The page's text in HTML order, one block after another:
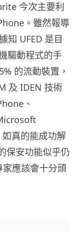
今次主要利
。雖然報導
知 UFED 是目
驅動程式的手
的流動裝置，
及 IDEN 技術
、
真的能成功解
保安功能似乎仍
應該會十分頭